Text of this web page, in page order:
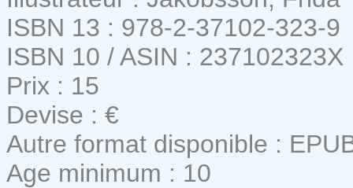
ISBN 13 : 978-2-37102-323-9
ISBN 10 / ASIN : 237102323X
Prix : 15
Devise : €
Autre format disponible :
Age minimum : 10